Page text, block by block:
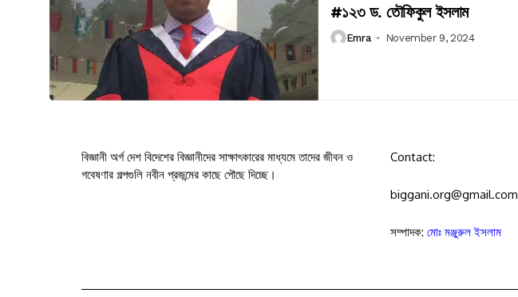
#১২৩ ড. তৌফিকুল ইসলাম
Emra November 9, 2024
বিজ্ঞানী অর্গ দেশ বিদেশের বিজ্ঞানীদের সাক্ষাৎকারের মাধ্যমে তাদের জীবন ও
গবেষণার গল্পগুলি নবীন প্রজন্মের কাছে পৌছে দিচ্ছে।
Contact:
biggani.org@gmail.com
সম্পাদক: মোঃ মঞ্জুরুল ইসলাম